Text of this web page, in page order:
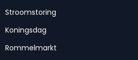
Stroomstoring
Koningsdag
Rommelmarkt